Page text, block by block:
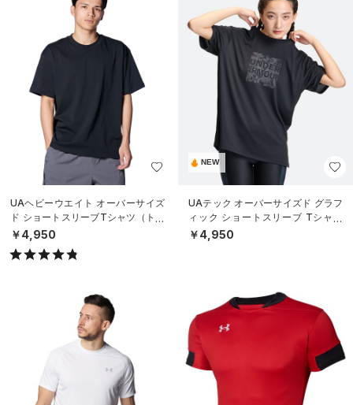
UAヘビーウエイト オーバーサイズ
ド ショートスリーブTシャツ（トレ
ーニング/MEN）
￥4,950
NEW
UAテック オーバーサイズド グラフ
ィック ショートスリーブ Tシャツ
（トレーニング/WOMEN）
￥4,950